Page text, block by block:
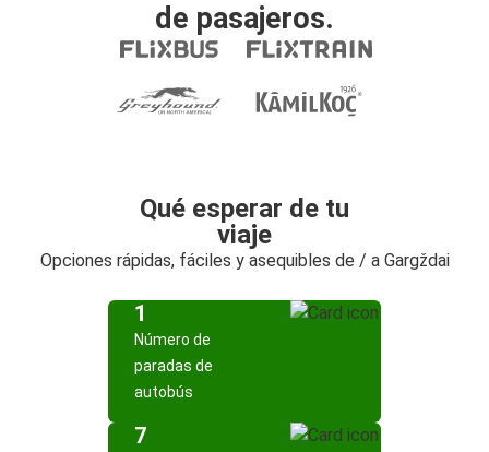
de pasajeros.
Qué esperar de tu
viaje
Opciones rápidas, fáciles y asequibles de / a Gargždai
1
Número de
paradas de
autobús
7